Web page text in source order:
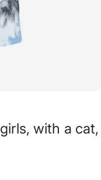
girls, with a cat,